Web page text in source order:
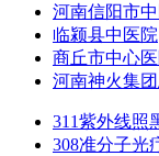
河南信阳市
临颍县中医院
商丘市中心
河南神火集
311紫外线照
308准分子光